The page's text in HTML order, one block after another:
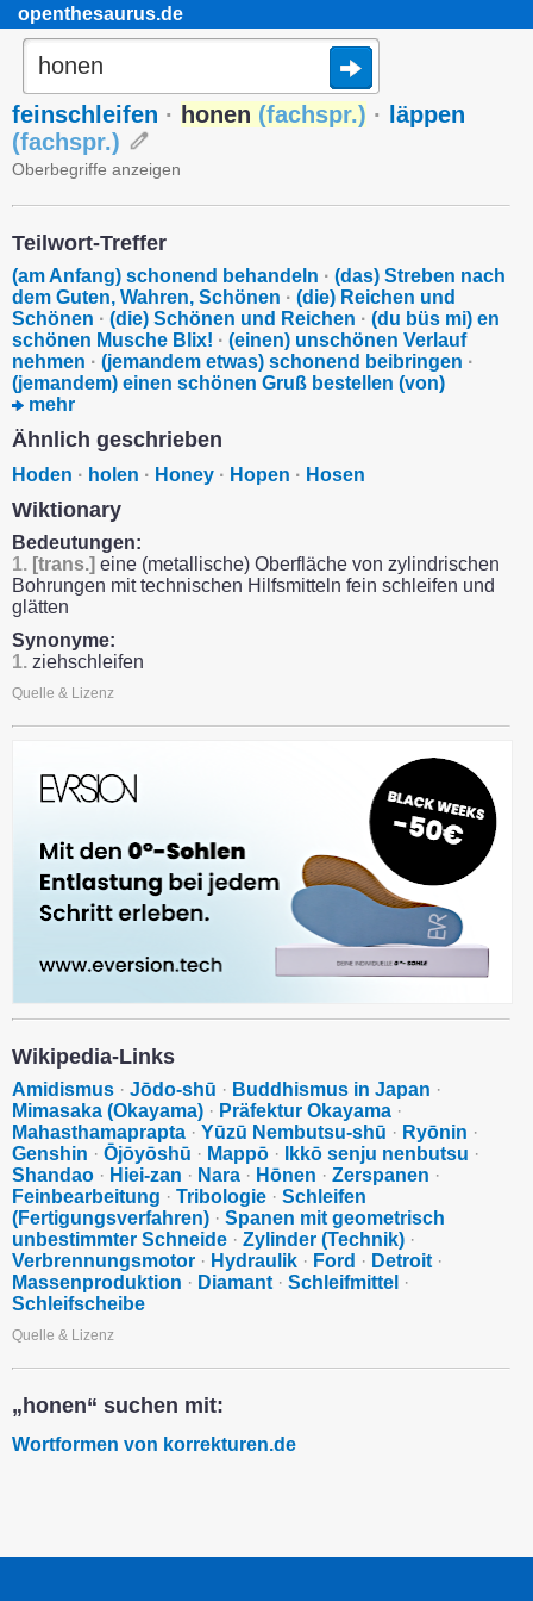
openthesaurus.de
feinschleifen · honen (fachspr.) ·
läppen
(fachspr.)
Oberbegriffe anzeigen
Teilwort-Treffer
(am Anfang) schonend behandeln · (das) Streben nach
dem Guten, Wahren, Schönen · (die) Reichen und
Schönen · (die) Schönen und Reichen · (du büs mi) en
schönen Musche Blix! · (einen) unschönen Verlauf
nehmen · (jemandem etwas) schonend beibringen ·
(jemandem) einen schönen Gruß bestellen (von)
mehr
Ähnlich geschrieben
Hoden · holen · Honey · Hopen · Hosen
Wiktionary
Bedeutungen:
1. [trans.] eine (metallische) Oberfläche von zylindrischen
Bohrungen mit technischen Hilfsmitteln fein schleifen und
glätten
Synonyme:
1. ziehschleifen
Quelle & Lizenz
Wikipedia-Links
Amidismus · Jōdo-shū · Buddhismus in Japan ·
Mimasaka (Okayama) · Präfektur Okayama ·
Mahasthamaprapta · Yūzū Nembutsu-shū · Ryōnin ·
Genshin · Ōjōyōshū · Mappō · Ikkō senju nenbutsu ·
Shandao · Hiei-zan · Nara · Hōnen · Zerspanen ·
Feinbearbeitung · Tribologie · Schleifen
(Fertigungsverfahren) · Spanen mit geometrisch
unbestimmter Schneide · Zylinder (Technik) ·
Verbrennungsmotor · Hydraulik · Ford · Detroit ·
Massenproduktion · Diamant · Schleifmittel ·
Schleifscheibe
Quelle & Lizenz
„honen“ suchen mit:
Wortformen von korrekturen.de